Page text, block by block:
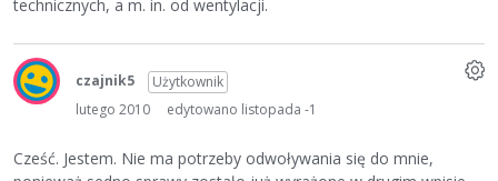
technicznych, a m. in. od wentylacji.
czajnik5
Użytkownik
lutego 2010
edytowano listopada -1
Cześć. Jestem. Nie ma potrzeby odwoływania się do mnie,